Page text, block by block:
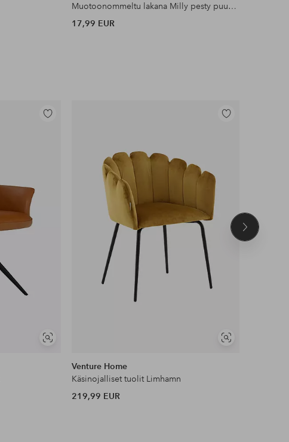
Muotoonommeltu lakana Milly pesty puuvilla
17,99 EUR
Näytä
Lisää
Näytä
Lisää
Venture Home
Käsinojalliset tuolit Limhamn
219,99 EUR
Seuraava